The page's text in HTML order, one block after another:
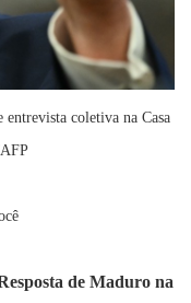
coletiva na Casa
de Maduro na